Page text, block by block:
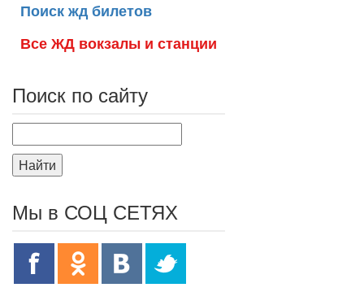
Поиск жд билетов
Все ЖД вокзалы и станции
Поиск по сайту
Найти
Мы в СОЦ СЕТЯХ